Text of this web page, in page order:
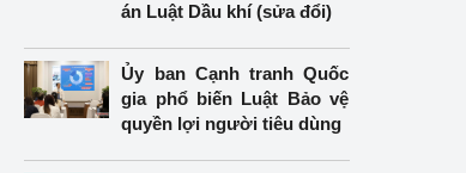
án Luật Dầu khí (sửa đổi)
Ủy ban Cạnh tranh Quốc
gia phổ biến Luật Bảo vệ
quyền lợi người tiêu dùng